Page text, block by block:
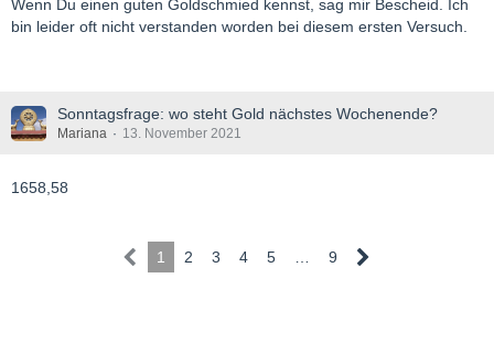
Wenn Du einen guten Goldschmied kennst, sag mir Bescheid. Ich
bin leider oft nicht verstanden worden bei diesem ersten Versuch.
Sonntagsfrage: wo steht Gold nächstes Wochenende?
Mariana 13. November 2021
1658,58
1 2 3 4 5 … 9